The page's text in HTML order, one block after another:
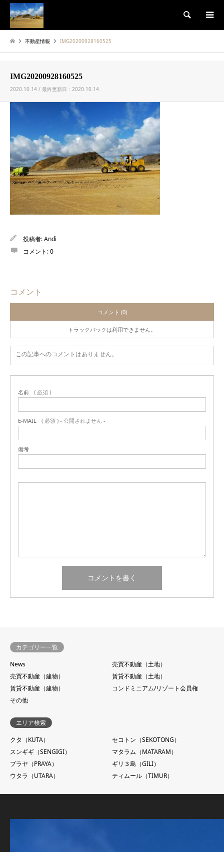
検索
不動産情報 IMG20200928160525
IMG20200928160525
2020.10.14 / 最終更新日：2020.10.14
投稿者:Andi
コメント:0
コメント
コメント (0)
トラックバックは利用できません。
この記事へのコメントはありません。
名前 ( 必須 )
E-MAIL ( 必須 ) - 公開されません -
備考
カテゴリー一覧
News
売買不動産（土地）
売買不動産（建物）
賃貸不動産（土地）
賃貸不動産（建物）
コンドミニアム/リゾート会員権
その他
エリア検索
クタ（KUTA）
セコトン（SEKOTONG）
スンギギ（SENGIGI）
マタラム（MATARAM）
プラヤ（PRAYA）
ギリ３島（GILI）
ウタラ（UTARA）
ティムール（TIMUR）